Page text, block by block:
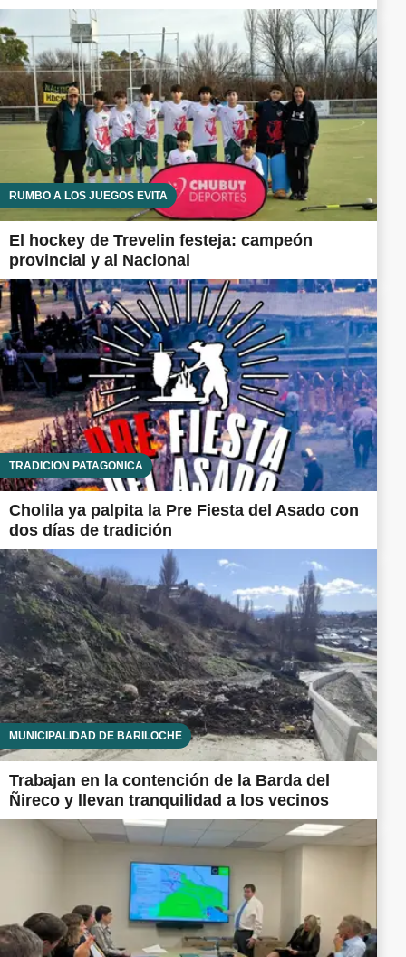
RUMBO A LOS JUEGOS EVITA
El hockey de Trevelin festeja: campeón
provincial y al Nacional
TRADICIÓN PATAGÓNICA
Cholila ya palpita la Pre Fiesta del Asado con
dos días de tradición
MUNICIPALIDAD DE BARILOCHE
Trabajan en la contención de la Barda del
Ñireco y llevan tranquilidad a los vecinos